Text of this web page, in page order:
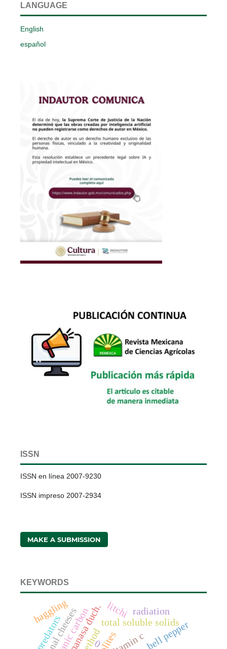
LANGUAGE
English
español
ISSN
ISSN en línea 2007-9230
ISSN impreso 2007-2934
MAKE A SUBMISSION
KEYWORDS
total soluble solids
bell pepper
predators
litchi radiation
0
haggling